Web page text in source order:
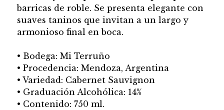
barricas de roble. Se presenta elegante con
suaves taninos que invitan a un largo y
armonioso final en boca.
• Bodega: Mi Terruño
• Procedencia: Mendoza, Argentina
• Variedad: Cabernet Sauvignon
• Graduación Alcohólica: 14%
• Contenido: 750 ml.